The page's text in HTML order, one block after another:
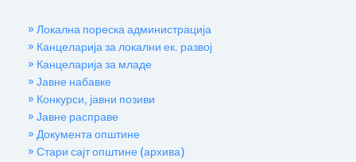
» Локална пореска администрација
» Канцеларија за локални ек. развој
» Канцеларија за младе
» Јавне набавке
» Конкурси, јавни позиви
» Јавне расправе
» Документа општине
» Стари сајт општине (архива)